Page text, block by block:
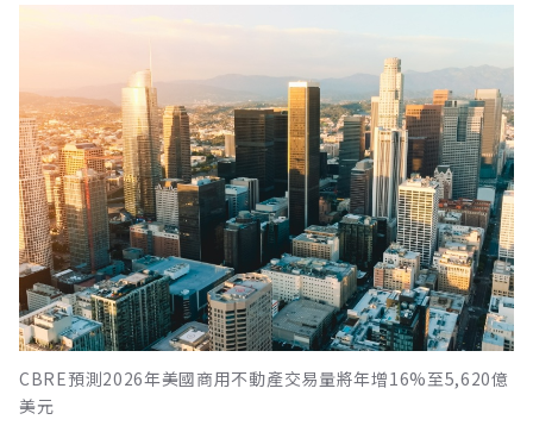
CBRE預測2026年美國商用不動產交易量將年增16%至5,620億
美元